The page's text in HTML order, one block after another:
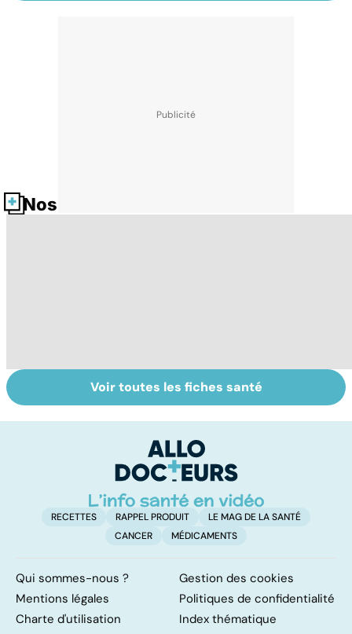
Nos fiches santé
Tout savoir sur le
cerveau
Staphylocoque
doré : une
surveillance
Voir toutes les fiches santé
RECETTES RAPPEL PRODUIT
LE MAG DE LA SANTÉ
CANCER
MÉDICAMENTS
Qui sommes-nous ?
Gestion des cookies
Mentions légales
Politiques de confidentialité
Charte d'utilisation
Index thématique